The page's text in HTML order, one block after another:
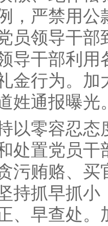
，严禁用
员领导干
导干部利
金行为。
姓通报曝光
零容忍态
处置党员
污贿赂、
持抓早抓
、早查处